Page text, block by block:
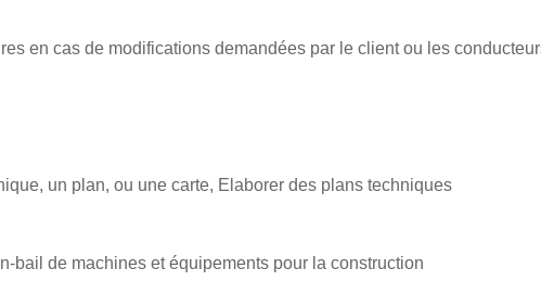
en cas de modifications demandées par le client ou les
un plan, ou une carte, Elaborer des plans techniques
bail de machines et équipements pour la construction